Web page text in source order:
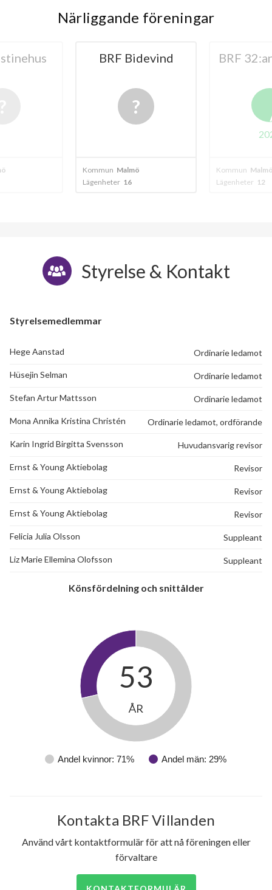
Närliggande föreningar
BRF Bidevind
Kommun Malmö
Lägenheter 16
BRF
Kommun
Lägenheter 12
Styrelse & Kontakt
Styrelsemedlemmar
Hege Aanstad Ordinarie ledamot
Hüsejin Selman Ordinarie ledamot
Stefan Artur Mattsson Ordinarie ledamot
Mona Annika Kristina Christén Ordinarie ledamot, ordförande
Karin Ingrid Birgitta Svensson Huvudansvarig revisor
Ernst & Young Aktiebolag Revisor
Ernst & Young Aktiebolag Revisor
Ernst & Young Aktiebolag Revisor
Felicia Julia Olsson Suppleant
Liz Marie Ellemina Olofsson Suppleant
Könsfördelning och snittålder
Andel kvinnor: 71% Andel män: 29%
53
ÅR
Kontakta BRF Villanden
Använd vårt kontaktformulär för att nå föreningen eller
förvaltare